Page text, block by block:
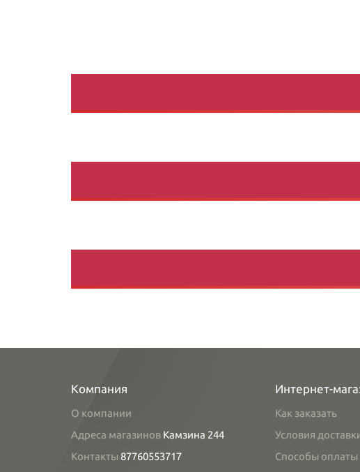
Компания
О компании
Адреса магазинов Камзина 244
Контакты 87760553717
Интернет-
Как заказать
Условия
Способы оплаты